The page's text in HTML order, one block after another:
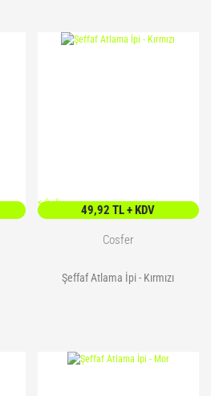
</> />
49,92 TL + KDV
Cosfer
Şeffaf Atlama İpi - Kırmızı